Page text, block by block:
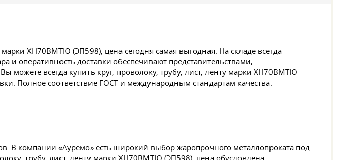
марки ХН70ВМТЮ (ЭП598), цена сегодня самая выгодная. На складе всегда
и оперативность доставки обеспечивают представительствами,
можете всегда купить круг, проволоку, трубу, лист, ленту марки ХН70ВМТЮ
Полное соответствие ГОСТ и международным стандартам качества.
В компании «Ауремо» есть широкий выбор жаропрочного металлопроката под
трубу, лист, ленту марки ХН70ВМТЮ (ЭП598), цена обусловлена